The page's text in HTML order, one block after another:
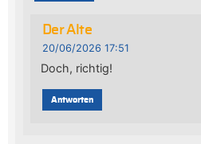
Der Alte
20/06/2026 17:51
Doch, richtig!
Antworten